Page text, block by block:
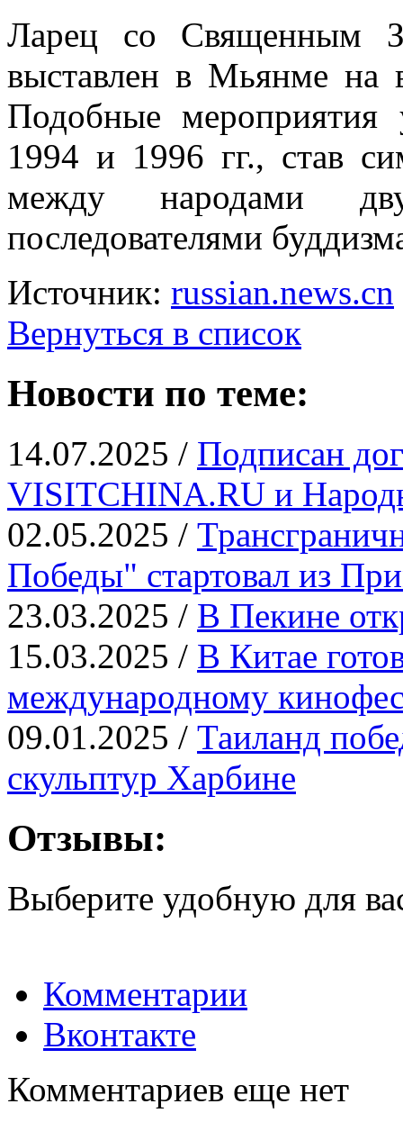
Ларец со Священным
выставлен в Мьянме на
Подобные
1994 и 1996 гг., став
между народами
последователями
Источник: russian.news.cn
Вернуться в список
Новости по теме:
14.07.2025 / Подписан
VISITCHINA.RU и
02.05.2025 /
Победы" стартовал из
23.03.2025 / В Пекине
15.03.2025 / В Китае
международному
09.01.2025 / Таиланд
скульптур Харбине
Отзывы:
Выберите удобную для
Комментарии
Вконтакте
Комментариев еще нет